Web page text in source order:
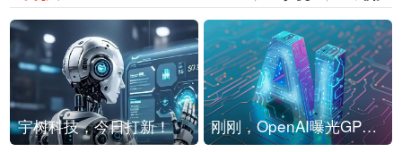
宇树科技，今日打新！ 刚刚，OpenAI曝光GPT-6！传10万亿参数，8月强行发布